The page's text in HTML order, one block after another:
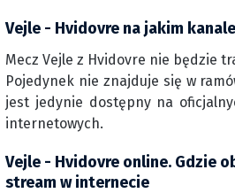
Vejle - Hvidovre na jakim
Mecz Vejle z Hvidovre nie będzie
Pojedynek nie znajduje się w
jest jedynie dostępny na
internetowych.
Vejle - Hvidovre online. Gdzie
stream w internecie